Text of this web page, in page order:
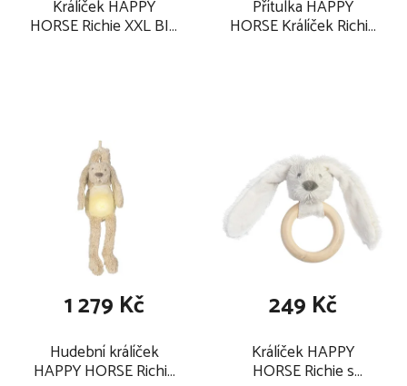
Králíček HAPPY
HORSE Richie XXL BIG
Přítulka HAPPY
HORSE Králíček Richie
Hudební králíček
HAPPY HORSE Richie
1 279 Kč
Králíček HAPPY
HORSE Richie s
249 Kč